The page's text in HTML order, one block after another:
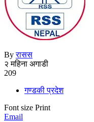
Byरासस
२ महिना अगाडी
209
गण्डकी प्रदेश
Font size Print
Email